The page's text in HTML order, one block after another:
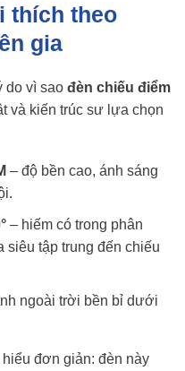
thích theo
gia
do vì sao đèn chiếu điểm
và kiến trúc sư lựa chọn
– độ bền cao, ánh sáng
– hiếm có trong phân
siêu tập trung đến chiếu
ngoài trời bền bỉ dưới
đơn giản: đèn này